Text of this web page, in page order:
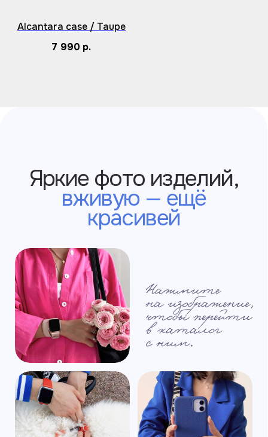
Alcantara case / Taupe
7 990 р.
+7 995 771-50-30
Написать в WhatsApp